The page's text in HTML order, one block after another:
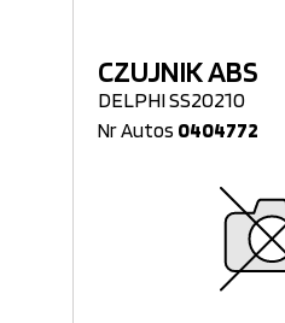
CZUJNIK ABS
DELPHI SS20210
Nr Autos 0404772